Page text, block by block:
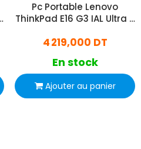
Pc Portable Lenovo
ThinkPad E16 G3 IAL Ultra 5
4 219,000 DT
En stock
Ajouter au panier